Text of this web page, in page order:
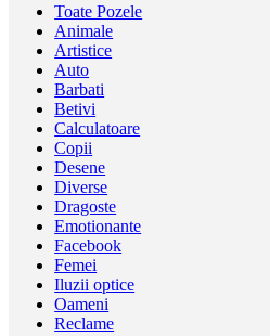
Toate Pozele
Animale
Artistice
Auto
Barbati
Betivi
Calculatoare
Copii
Desene
Diverse
Dragoste
Emotionante
Facebook
Femei
Iluzii optice
Oameni
Reclame